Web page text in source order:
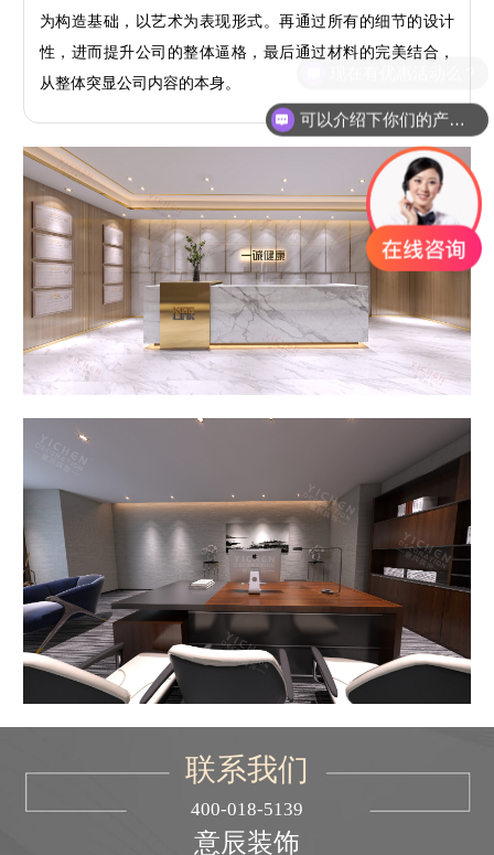
为构造基础，以艺术为表现形式。再通过所有的细节的设计
性，进而提升公司的整体逼格，最后通过材料的完美结合，
从整体突显公司内容的本身。
联系我们
400-018-5139
意辰装饰
可以介绍下你们的产品么？